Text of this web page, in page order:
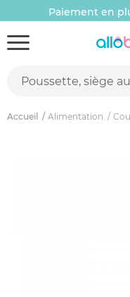
Paiement en
Accueil Alimentation